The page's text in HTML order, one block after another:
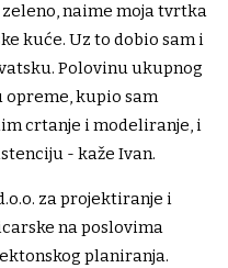
naime moja tvrtka
kuće. Uz to dobio sam i
Polovinu ukupnog
opreme, kupio sam
crtanje i modeliranje, i
- kaže Ivan.
za projektiranje i
na poslovima
planiranja.